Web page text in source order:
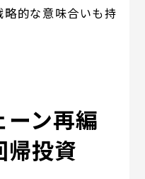
的な意味合いも持
ーン再編
帰投資